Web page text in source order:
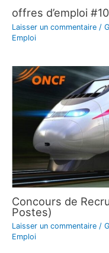
offres d’emploi #10
Laisser un commentaire /
Emploi
Concours de
Postes)
Laisser un commentaire /
Emploi